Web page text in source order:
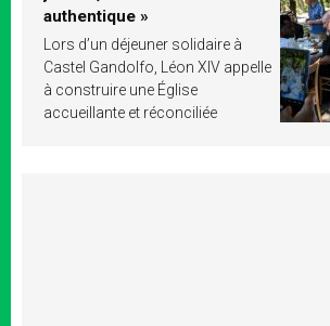
authentique »
Lors d’un déjeuner solidaire à
Castel Gandolfo, Léon XIV appelle
à construire une Église
accueillante et réconciliée